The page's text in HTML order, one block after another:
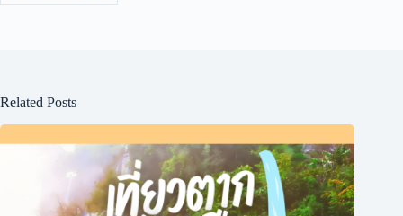
Related Posts